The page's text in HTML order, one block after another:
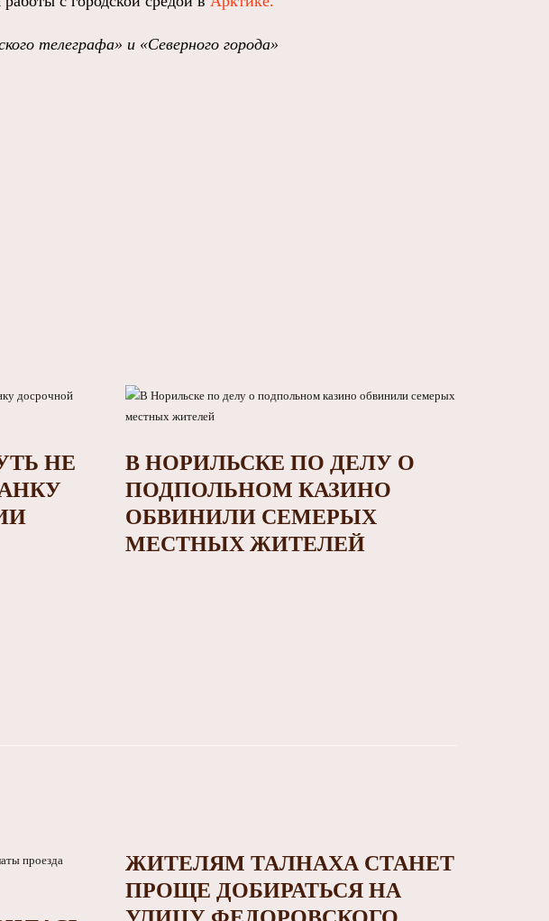
телеграфа» и «Северного города»
НЕ
В НОРИЛЬСКЕ ПО ДЕЛУ О
ПОДПОЛЬНОМ КАЗИНО
ОБВИНИЛИ СЕМЕРЫХ
МЕСТНЫХ ЖИТЕЛЕЙ
ЖИТЕЛЯМ ТАЛНАХА СТАНЕТ
ПРОЩЕ ДОБИРАТЬСЯ НА